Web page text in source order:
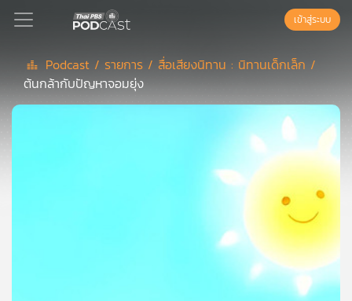
Podcast
เข้าสู่ระบบ
Podcast / รายการ /สื่อเสียงนิทาน : นิทานเด็กเล็ก /
ต้นกล้ากับปัญหาจอมยุ่ง